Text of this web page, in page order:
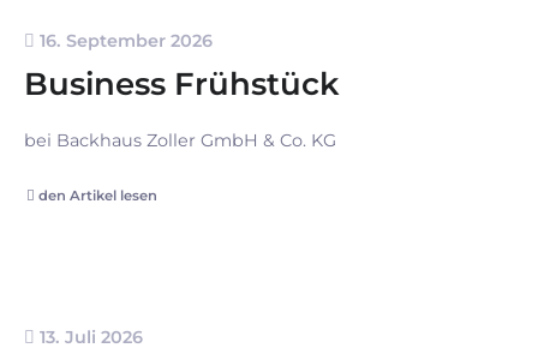
16. September 2026
Business Frühstück
bei Backhaus Zoller GmbH & Co. KG
den Artikel lesen
13. Juli 2026